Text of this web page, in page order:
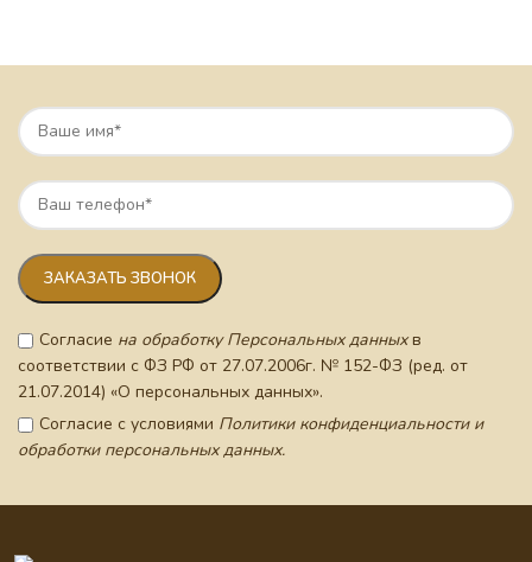
Согласие на обработку Персональных данныхв
соответствии с ФЗ РФ от 27.07.2006г. № 152-ФЗ (ред. от
21.07.2014) «О персональных данных».
Согласие с условиями Политики конфиденциальности и
обработки персональных данных.